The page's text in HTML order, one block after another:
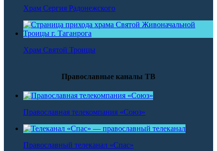
Храм Сергия Радонежского
Храм Святой Троицы
Православные каналы ТВ
Православная телекомпания «Союз»
Православный телеканал «Спас»